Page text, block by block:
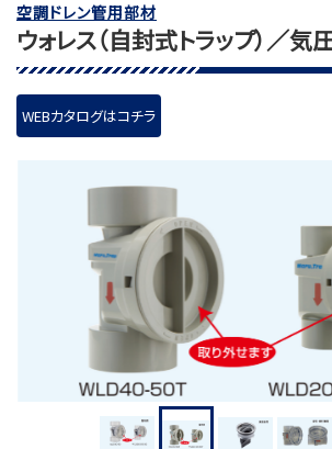
空調ドレン管用部材
ウォレス（自封式トラップ）／
WEBカタログはコチラ